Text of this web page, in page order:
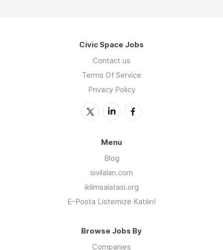
Civic Space Jobs
Contact us
Terms Of Service
Privacy Policy
Menu
Blog
sivilalan.com
iklimsalatasi.org
E-Posta Listemize Katılın!
Browse Jobs By
Companies